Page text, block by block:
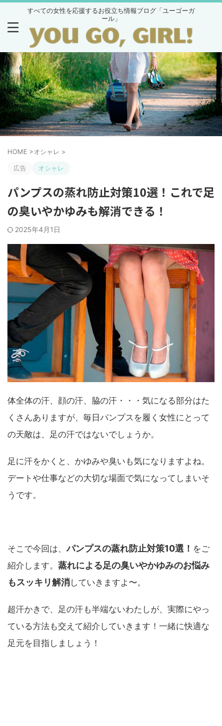
すべての女性を応援するお役立ち情報ブログ「ユーゴーガ
ール」
HOME >オシャレ >
広告 オシャレ
パンプスの蒸れ防止対策10選！これで足
の臭いやかゆみも解消できる！
2025年4月1日
体全体の汗、顔の汗、脇の汗・・・気になる部分はた
くさんありますが、毎日パンプスを履く女性にとって
の天敵は、足の汗ではないでしょうか。
足に汗をかくと、かゆみや臭いも気になりますよね。
デートや仕事などの大切な場面で気になってしまいそ
うです。
そこで今回は、パンプスの蒸れ防止対策10選！ をご
紹介します。 蒸れによる足の臭いやかゆみのお悩み
もスッキリ解消していきますよ〜。
超汗かきで、足の汗も半端ないわたしが、実際にやっ
ている方法も交えて紹介していきます！一緒に快適な
足元を目指しましょう！